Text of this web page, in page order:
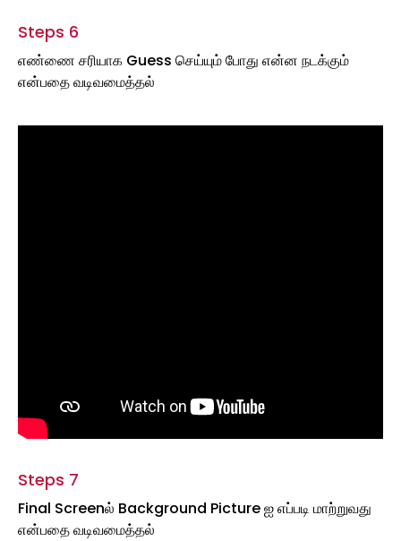
Steps 6
எண்ணை சரியாக Guess செய்யும் போது என்ன நடக்கும்
என்பதை வடிவமைத்தல்
Steps 7
Final Screenல் Background Picture ஐ எப்படி மாற்றுவது
என்பதை வடிவமைத்தல்